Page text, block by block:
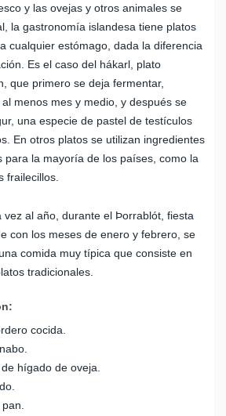
y las ovejas y otros animales se
la gastronomía islandesa tiene platos
cualquier estómago, dada la diferencia
Es el caso del hákarl, plato
que primero se deja fermentar,
menos mes y medio, y después se
una especie de pastel de testículos
En otros platos se utilizan ingredientes
para la mayoría de los países, como la
frailecillos.
vez al año, durante el Þorrablót, fiesta
con los meses de enero y febrero, se
comida muy típica que consiste en
tradicionales.
cocida.
hígado de oveja.